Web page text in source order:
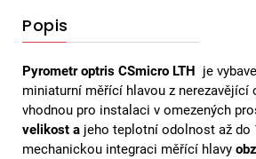
Popis
Pyrometr optris CSmicro LTH je
miniaturní měřící hlavou z nerezavějící
vhodnou pro instalaci v omezených
velikost a jeho teplotní odolnost až do
mechanickou integraci měřící hlavy